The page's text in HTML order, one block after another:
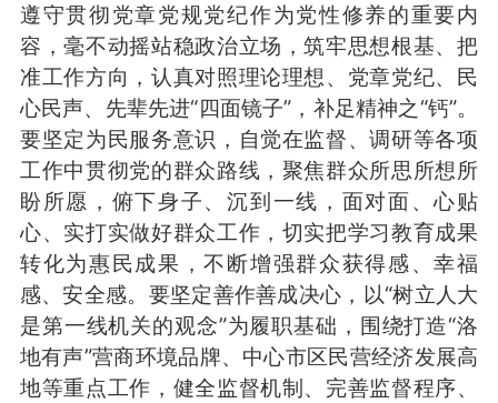
遵守贯彻党章党规党纪作为党性修养的重要内
容，毫不动摇站稳政治立场，筑牢思想根基、把
准工作方向，认真对照理论理想、党章党纪、民
心民声、先辈先进“四面镜子”，补足精神之“钙”。
要坚定为民服务意识，自觉在监督、调研等各项
工作中贯彻党的群众路线，聚焦群众所思所想所
盼所愿，俯下身子、沉到一线，面对面、心贴
心、实打实做好群众工作，切实把学习教育成果
转化为惠民成果，不断增强群众获得感、幸福
感、安全感。要坚定善作善成决心，以“树立人大
是第一线机关的观念”为履职基础，围绕打造“洛
地有声”营商环境品牌、中心市区民营经济发展高
地等重点工作，健全监督机制、完善监督程序、